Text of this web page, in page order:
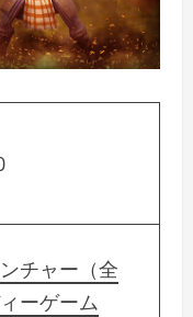
チャー（全
ーゲーム